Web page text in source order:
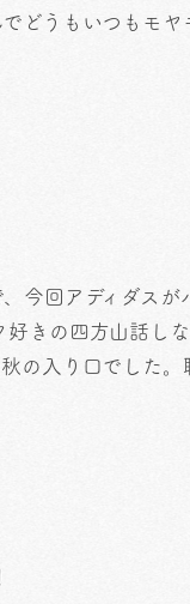
どうもいつもモヤ
今回アディダスが
きの四方山話し
の入り口でした。